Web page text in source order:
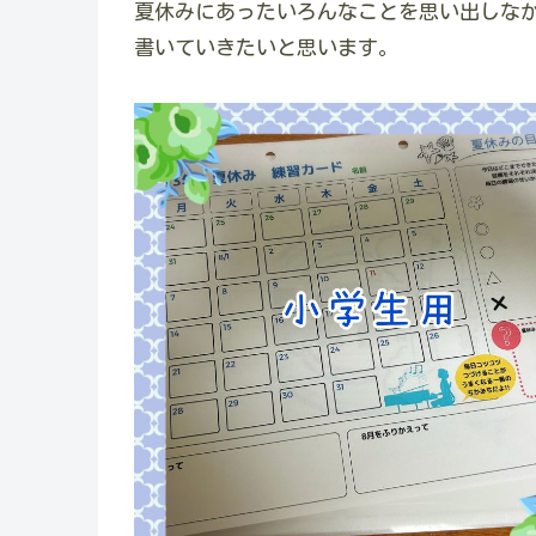
夏休みにあったいろんなことを思い出しな
書いていきたいと思います。